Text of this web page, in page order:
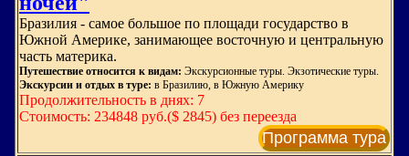
Бразилия - самое большое по площади государство в
Южной Америке, занимающее восточную и центральную
часть материка.
Путешествие относится к видам: Экскурсионные туры. Экзотические туры.
Экскурсии и отдых в туре: в Бразилию, в Южную Америку
Продолжительность в днях: 7
Стоимость: 234848 руб.($ 2845) без переезда
Программа тура